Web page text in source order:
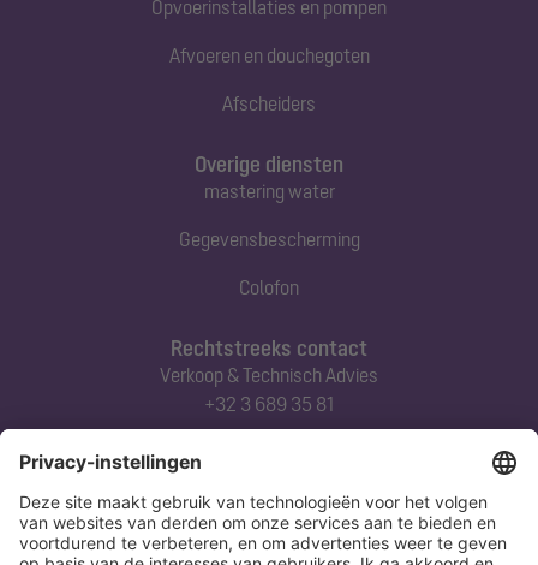
Opvoerinstallaties en pompen
Afvoeren en douchegoten
Afscheiders
Rechtstreeks contact
Verkoop & Technisch Advies
+32 3 689 35 81
Abonneert u zich op onze nieuwsbrief
Nu aanmelden
Overige diensten
mastering water
Gegevensbescherming
Colofon